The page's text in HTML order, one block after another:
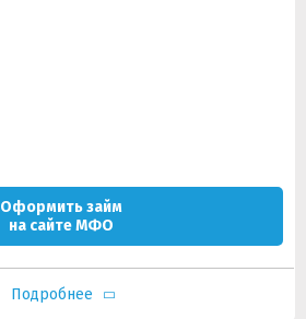
Оформить займ
на сайте МФО
Подробнее